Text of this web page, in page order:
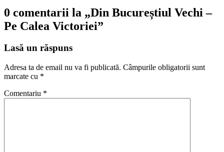
0 comentarii la „Din Bucureștiul Vechi –
Pe Calea Victoriei”
Lasă un răspuns
Adresa ta de email nu va fi publicată. Câmpurile obligatorii sunt
marcate cu *
Comentariu *